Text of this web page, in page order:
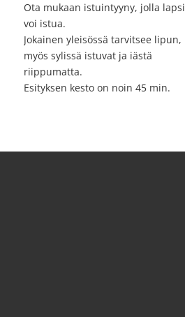
Ota mukaan istuintyyny, jolla lapsi
voi istua.
Jokainen yleisössä tarvitsee lipun,
myös sylissä istuvat ja iästä
riippumatta.
Esityksen kesto on noin 45 min.